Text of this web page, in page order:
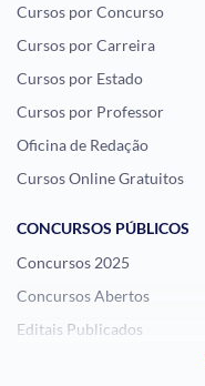
Cursos por Concurso
Cursos por Carreira
Cursos por Estado
Cursos por Professor
Oficina de Redação
Cursos Online Gratuitos
CONCURSOS PÚBLICOS
Concursos 2025
Concursos Abertos
Editais Publicados